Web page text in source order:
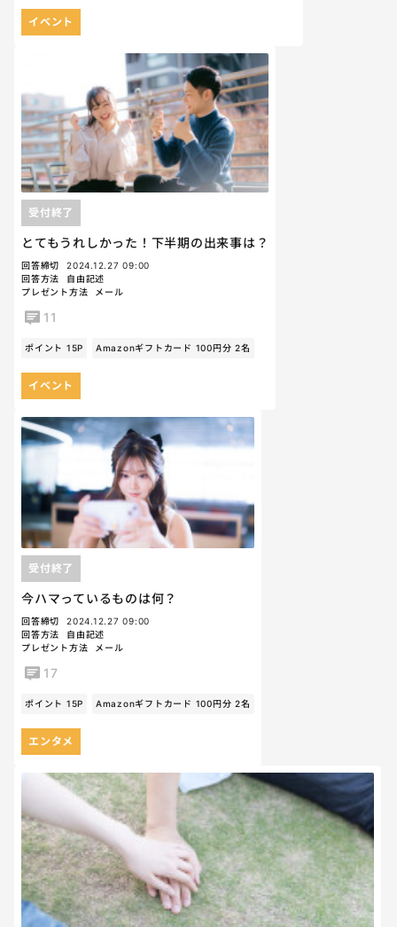
イベント
とてもうれしかった！下半期の出来事は？
受付終了
回答締切
2024.12.27 09:00
回答方法
自由記述
プレゼント方法
メール
11
ポイント 15P Amazonギフトカード 100円分 2名
イベント
今ハマっているものは何？
受付終了
回答締切
2024.12.27 09:00
回答方法
自由記述
プレゼント方法
メール
17
ポイント 15P Amazonギフトカード 100円分 2名
エンタメ